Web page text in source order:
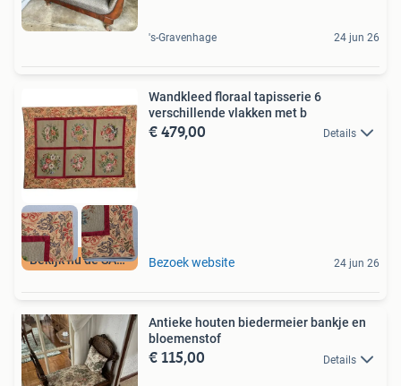
's-Gravenhage 24 jun 26
Bekijk nu de SALE
Wandkleed floraal tapisserie 6
verschillende vlakken met b
€ 479,00 Details
Bezoek website 24 jun 26
Antieke houten biedermeier bankje en
bloemenstof
€ 115,00 Details